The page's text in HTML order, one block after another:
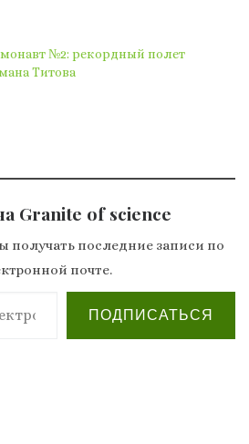
№2: рекордный полет
Титова
Granite of science
получать последние записи по
почте.
почты…
ПОДПИСАТЬСЯ